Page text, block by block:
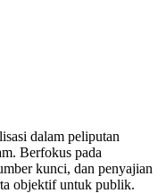
dalam peliputan
Berfokus pada
kunci, dan penyajian
objektif untuk publik.